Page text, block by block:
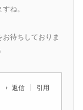
ね。
待ちしておりま
返信 引用